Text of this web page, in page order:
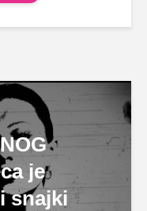
je
snajki